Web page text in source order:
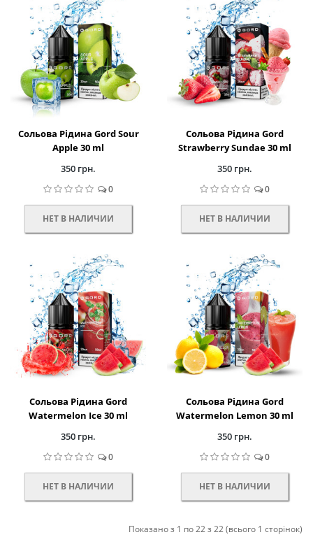
Сольова Рідина Gord Sour
Apple 30 ml
350 грн.
0
НЕТ В НАЛИЧИИ
Сольова Рідина Gord
Strawberry Sundae 30 ml
350 грн.
0
НЕТ В НАЛИЧИИ
Сольова Рідина Gord
Watermelon Ice 30 ml
350 грн.
0
НЕТ В НАЛИЧИИ
Сольова Рідина Gord
Watermelon Lemon 30 ml
350 грн.
0
НЕТ В НАЛИЧИИ
Показано з 1 по 22 з 22 (всього 1 сторінок)